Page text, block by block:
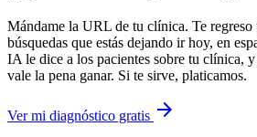
Mándame la URL de tu clínica. Te
búsquedas que estás dejando ir hoy, en
IA le dice a los pacientes sobre tu clínica,
vale la pena ganar. Si te sirve, platicamos.
Ver mi diagnóstico gratis arrow_forward